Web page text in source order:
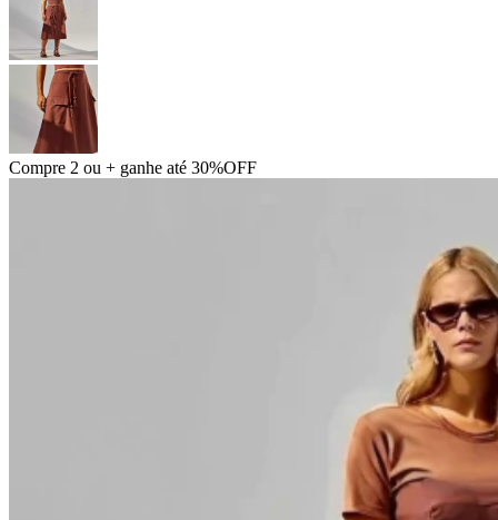
Compre 2 ou + ganhe até 30%OFF